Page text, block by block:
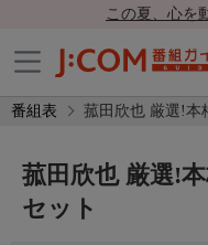
この夏、心を
番組表 菰田欣也 厳選!本
菰田欣也 厳選!
セット